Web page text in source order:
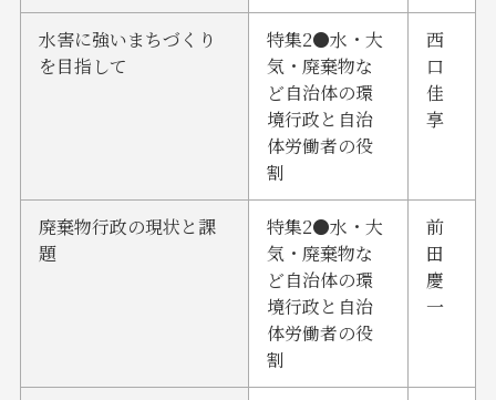
水害に強いまちづくり
を目指して
特集2●水・大
気・廃棄物な
ど自治体の環
境行政と自治
体労働者の役
割
西
口
佳
享
廃棄物行政の現状と課
題
特集2●水・大
気・廃棄物な
ど自治体の環
境行政と自治
体労働者の役
割
前
田
慶
一